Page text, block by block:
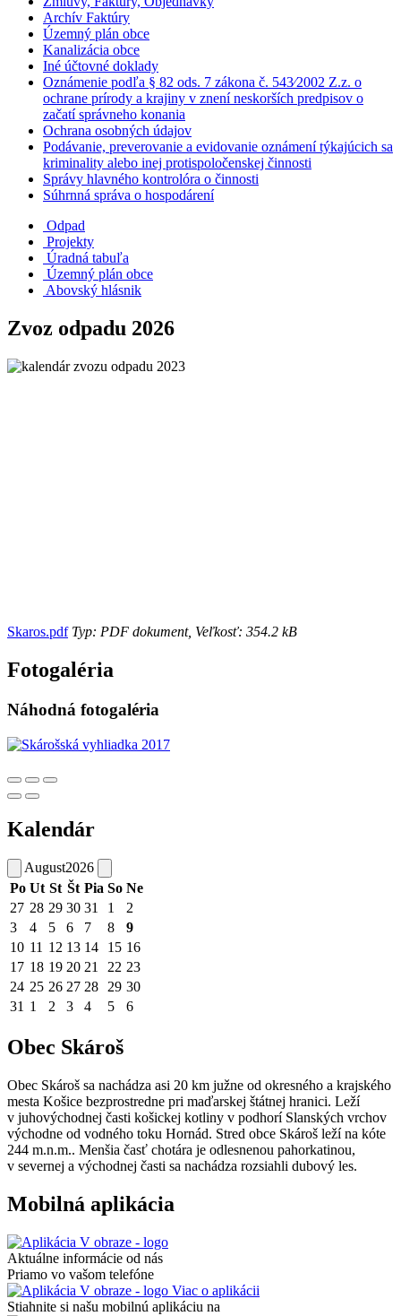
Archív Faktúry
Územný plán obce
Kanalizácia obce
Iné účtovné doklady
Oznámenie podľa § 82 ods. 7 zákona č. 543⁄2002 Z.z. o
ochrane prírody a krajiny v znení neskorších predpisov o
začatí správneho konania
Ochrana osobných údajov
Podávanie, preverovanie a evidovanie oznámení týkajúcich sa
kriminality alebo inej protispoločenskej činnosti
Správy hlavného kontrolóra o činnosti
Súhrnná správa o hospodárení
Odpad
Projekty
Úradná tabuľa
Územný plán obce
Abovský hlásnik
Zvoz odpadu 2026
Skaros.pdfTyp: PDF dokument, Veľkosť: 354.2 kB
Fotogaléria
Náhodná fotogaléria
Kalendár
August2026
Po Ut St Št Pia So Ne
27 28 29 30 31 1
2
3
4 5 6 7 8
9
10 11 12 13 14 15 16
17 18 19 20 21 22 23
24 25 26 27 28 29 30
31 1 2 3 4 5 6
Obec Skároš
Obec Skároš sa nachádza asi 20 km južne od okresného a krajského
mesta Košice bezprostredne pri maďarskej štátnej hranici. Leží
v juhovýchodnej časti košickej kotliny v podhorí Slanských vrchov
východne od vodného toku Hornád. Stred obce Skároš leží na kóte
244 m.n.m.. Menšia časť chotára je odlesnenou pahorkatinou,
v severnej a východnej časti sa nachádza rozsiahli dubový les.
Mobilná aplikácia
Aktuálne informácie od nás
Priamo vo vašom telefóne
Viac o aplikácii
Stiahnite si našu mobilnú aplikáciu na